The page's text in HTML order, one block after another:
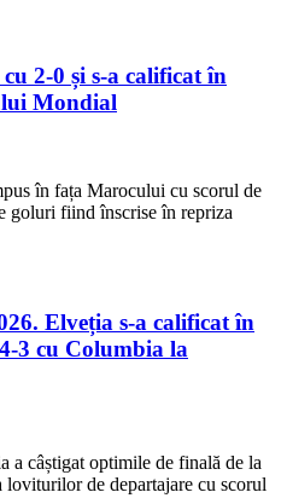
2-0 și s-a calificat în
Mondial
în fața Marocului cu scorul de
goluri fiind înscrise în repriza
Elveția s-a calificat în
3 cu Columbia la
a câștigat optimile de finală de la
de departajare cu scorul